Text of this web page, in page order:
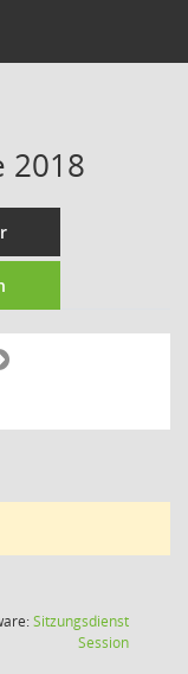
2018
Sitzungsdienst
Session(Wird in